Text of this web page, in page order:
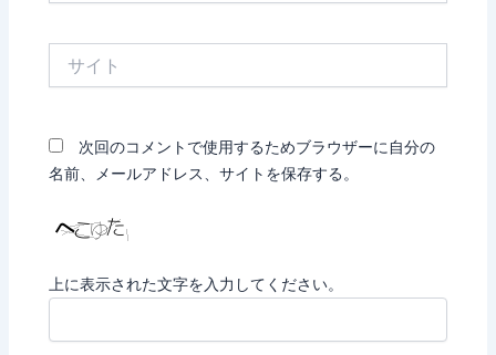
次回のコメントで使用するためブラウザーに自分の
名前、メールアドレス、サイトを保存する。
上に表示された文字を入力してください。